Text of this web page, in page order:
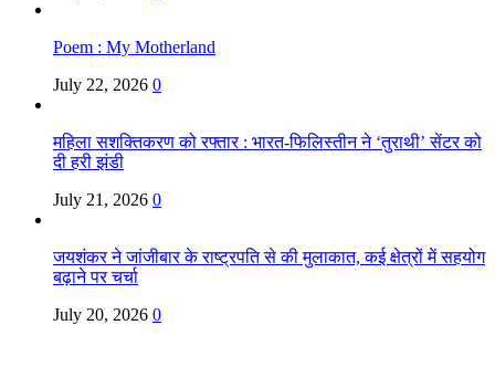
Poem : My Motherland
July 22, 2026 0
महिला सशक्तिकरण को रफ्तार : भारत-फिलिस्तीन ने ‘तुराथी’ सेंटर को
दी हरी झंडी
July 21, 2026 0
जयशंकर ने जांजीबार के राष्ट्रपति से की मुलाकात, कई क्षेत्रों में सहयोग
बढ़ाने पर चर्चा
July 20, 2026 0